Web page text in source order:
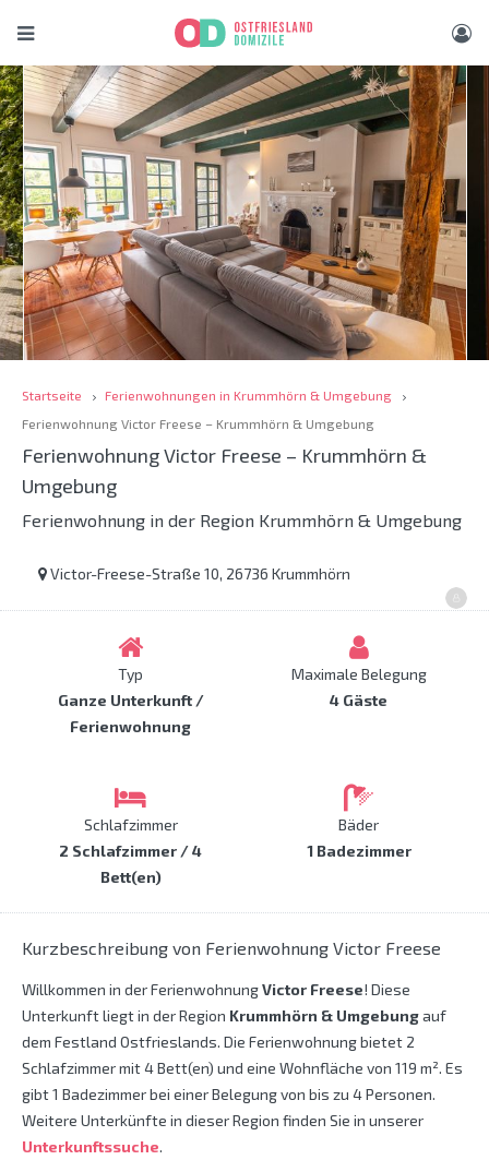
Startseite
Ferienwohnungen in Krummhörn & Umgebung
Ferienwohnung Victor Freese – Krummhörn & Umgebung
Ferienwohnung Victor Freese – Krummhörn &
Umgebung
Ferienwohnung in der Region Krummhörn & Umgebung
Victor-Freese-Straße 10, 26736 Krummhörn
Typ
Ganze Unterkunft /
Ferienwohnung
Maximale Belegung
4 Gäste
Schlafzimmer
2 Schlafzimmer / 4
Bett(en)
Bäder
1 Badezimmer
Kurzbeschreibung von Ferienwohnung Victor Freese
Willkommen in der FerienwohnungVictor Freese! Diese
Unterkunft liegt in der Region Krummhörn & Umgebungauf
dem Festland Ostfrieslands. Die Ferienwohnung bietet 2
Schlafzimmer mit 4 Bett(en) und eine Wohnfläche von 119 m². Es
gibt 1 Badezimmer bei einer Belegung von bis zu 4 Personen.
Weitere Unterkünfte in dieser Region finden Sie in unserer
Unterkunftssuche.